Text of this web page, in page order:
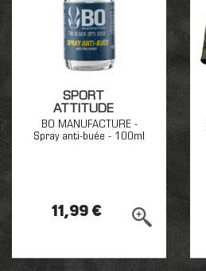
SPORT
ATTITUDE
BO MANUFACTURE -
Spray anti-buée - 100ml
11,99 €